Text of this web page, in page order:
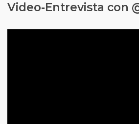
Video-Entrevista con